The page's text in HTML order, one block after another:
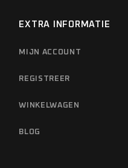
EXTRA INFORMATIE
MIJN ACCOUNT
REGISTREER
WINKELWAGEN
BLOG